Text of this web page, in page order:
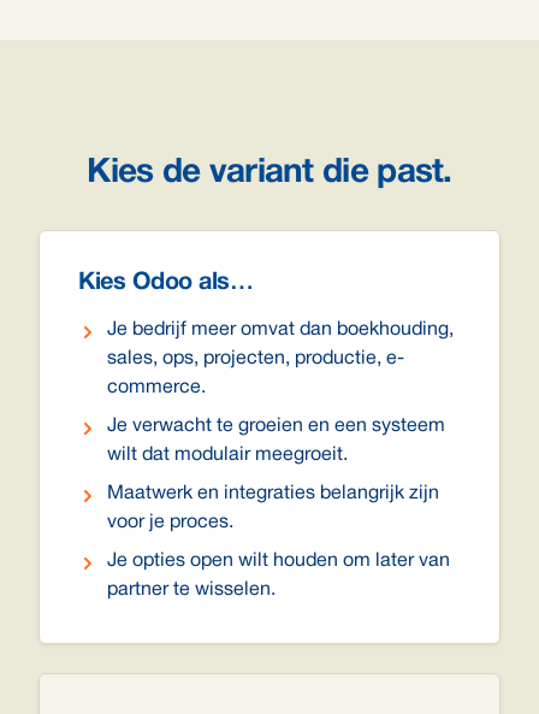
Kies de variant die past.
Kies Odoo als…
Je bedrijf meer omvat dan boekhouding,
sales, ops, projecten, productie, e-
commerce.
Je verwacht te groeien en een systeem
wilt dat modulair meegroeit.
Maatwerk en integraties belangrijk zijn
voor je proces.
Je opties open wilt houden om later van
partner te wisselen.